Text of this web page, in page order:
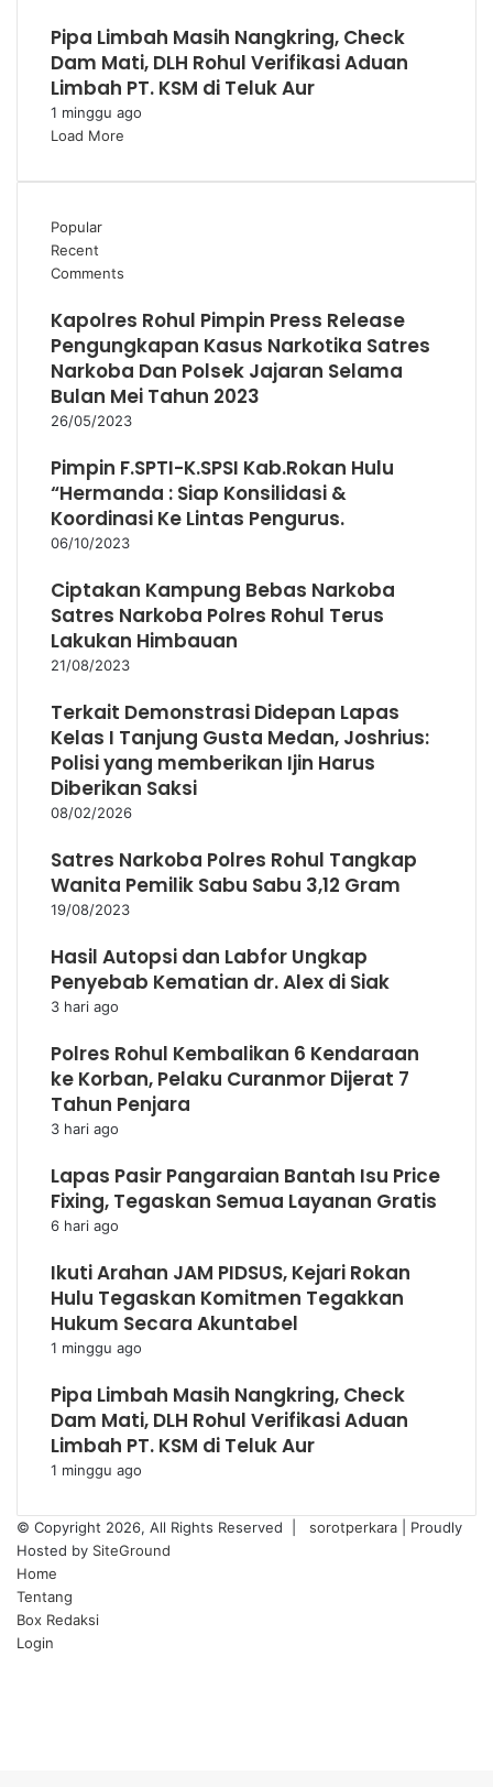
Pipa Limbah Masih Nangkring, Check
Dam Mati, DLH Rohul Verifikasi Aduan
Limbah PT. KSM di Teluk Aur
1 minggu ago
Load More
Popular
Recent
Comments
Kapolres Rohul Pimpin Press Release
Pengungkapan Kasus Narkotika Satres
Narkoba Dan Polsek Jajaran Selama
Bulan Mei Tahun 2023
26/05/2023
Pimpin F.SPTI-K.SPSI Kab.Rokan Hulu
“Hermanda : Siap Konsilidasi &
Koordinasi Ke Lintas Pengurus.
06/10/2023
Ciptakan Kampung Bebas Narkoba
Satres Narkoba Polres Rohul Terus
Lakukan Himbauan
21/08/2023
Terkait Demonstrasi Didepan Lapas
Kelas I Tanjung Gusta Medan, Joshrius:
Polisi yang memberikan Ijin Harus
Diberikan Saksi
08/02/2026
Satres Narkoba Polres Rohul Tangkap
Wanita Pemilik Sabu Sabu 3,12 Gram
19/08/2023
Hasil Autopsi dan Labfor Ungkap
Penyebab Kematian dr. Alex di Siak
3 hari ago
Polres Rohul Kembalikan 6 Kendaraan
ke Korban, Pelaku Curanmor Dijerat 7
Tahun Penjara
3 hari ago
Lapas Pasir Pangaraian Bantah Isu Price
Fixing, Tegaskan Semua Layanan Gratis
6 hari ago
Ikuti Arahan JAM PIDSUS, Kejari Rokan
Hulu Tegaskan Komitmen Tegakkan
Hukum Secara Akuntabel
1 minggu ago
Pipa Limbah Masih Nangkring, Check
Dam Mati, DLH Rohul Verifikasi Aduan
Limbah PT. KSM di Teluk Aur
1 minggu ago
© Copyright 2026, All Rights Reserved | sorotperkara
| Proudly
Hosted by SiteGround
Home
Tentang
Box Redaksi
Login